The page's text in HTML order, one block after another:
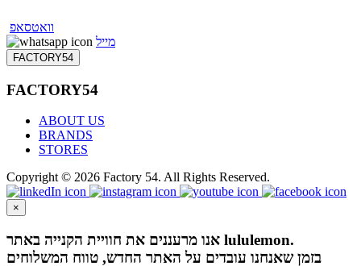
וואטסאפ
מייל
FACTORY54
FACTORY54
ABOUT US
BRANDS
STORES
Copyright © 2026 Factory 54. All Rights Reserved.
×
אנו מרעננים את חוויית הקנייה באתר lululemon.
בזמן שאנחנו עובדים על האתר החדש, טווח המשלוחים